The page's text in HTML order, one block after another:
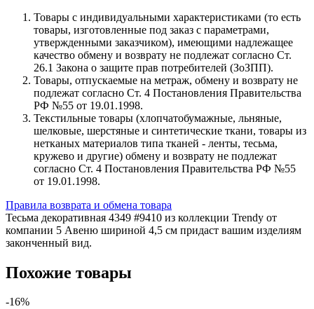
Товары с индивидуальными характеристиками (то есть
товары, изготовленные под заказ с параметрами,
утвержденными заказчиком), имеющими надлежащее
качество обмену и возврату не подлежат согласно Ст.
26.1 Закона о защите прав потребителей (ЗоЗПП).
Товары, отпускаемые на метраж, обмену и возврату не
подлежат согласно Ст. 4 Постановления Правительства
РФ №55 от 19.01.1998.
Текстильные товары (хлопчатобумажные, льняные,
шелковые, шерстяные и синтетические ткани, товары из
нетканых материалов типа тканей - ленты, тесьма,
кружево и другие) обмену и возврату не подлежат
согласно Ст. 4 Постановления Правительства РФ №55
от 19.01.1998.
Правила возврата и обмена товара
Тесьма декоративная 4349 #9410 из коллекции Trendy от
компании 5 Авеню шириной 4,5 см придаст вашим изделиям
законченный вид.
Похожие товары
-16%